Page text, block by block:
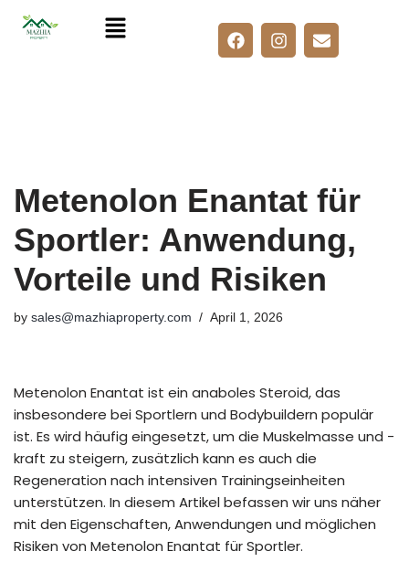
Metenolon Enantat für
Sportler: Anwendung,
Vorteile und Risiken
by sales@mazhiaproperty.com April 1, 2026
Metenolon Enantat ist ein anaboles Steroid, das
insbesondere bei Sportlern und Bodybuildern populär
ist. Es wird häufig eingesetzt, um die Muskelmasse und -
kraft zu steigern, zusätzlich kann es auch die
Regeneration nach intensiven Trainingseinheiten
unterstützen. In diesem Artikel befassen wir uns näher
mit den Eigenschaften, Anwendungen und möglichen
Risiken von Metenolon Enantat für Sportler.